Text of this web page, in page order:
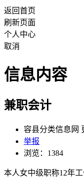
返回首页
刷新页面
个人中心
取消
信息内容
兼职会计
容县分类信息网
举报
浏览：1384
本人女中级职称12年